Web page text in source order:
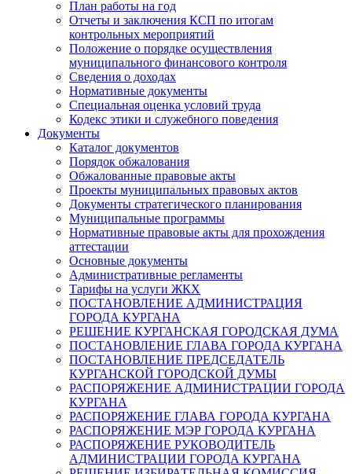
План работы на год
Отчеты и заключения КСП по итогам
контрольных мероприятий
Положение о порядке осуществления
муниципального финансового контроля
Сведения о доходах
Нормативные документы
Специальная оценка условий труда
Кодекс этики и служебного поведения
Документы
Каталог документов
Порядок обжалования
Обжалованные правовые акты
Проекты муниципальных правовых актов
Документы стратегического планирования
Муниципальные программы
Нормативные правовые акты для прохождения
аттестации
Основные документы
Административные регламенты
Тарифы на услуги ЖКХ
ПОСТАНОВЛЕНИЕ АДМИНИСТРАЦИЯ
ГОРОДА КУРГАНА
РЕШЕНИЕ КУРГАНСКАЯ ГОРОДСКАЯ ДУМА
ПОСТАНОВЛЕНИЕ ГЛАВА ГОРОДА КУРГАНА
ПОСТАНОВЛЕНИЕ ПРЕДСЕДАТЕЛЬ
КУРГАНСКОЙ ГОРОДСКОЙ ДУМЫ
РАСПОРЯЖЕНИЕ АДМИНИСТРАЦИИ ГОРОДА
КУРГАНА
РАСПОРЯЖЕНИЕ ГЛАВА ГОРОДА КУРГАНА
РАСПОРЯЖЕНИЕ МЭР ГОРОДА КУРГАНА
РАСПОРЯЖЕНИЕ РУКОВОДИТЕЛЬ
АДМИНИСТРАЦИИ ГОРОДА КУРГАНА